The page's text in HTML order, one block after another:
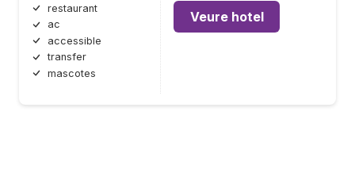
restaurant
ac
accessible
transfer
mascotes
Veure hotel